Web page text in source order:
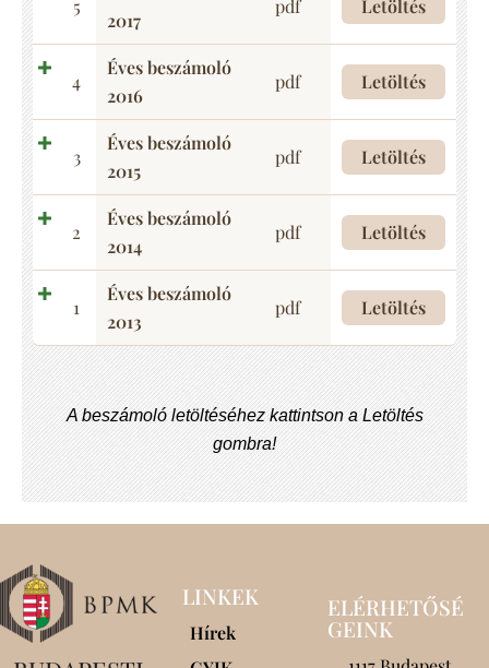
5
2017
pdf Letöltés
4
Éves beszámoló
2016
pdf Letöltés
3
Éves beszámoló
2015
pdf Letöltés
2
Éves beszámoló
2014
pdf Letöltés
1
Éves beszámoló
2013
pdf Letöltés
A beszámoló letöltéséhez kattintson a Letöltés
gombra!
LINKEK
Hírek
ELÉRHETŐSÉ
GEINK